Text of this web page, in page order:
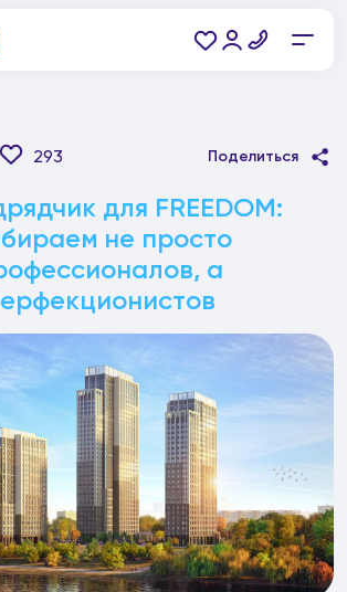
293 Поделиться
для FREEDOM:
не просто
а